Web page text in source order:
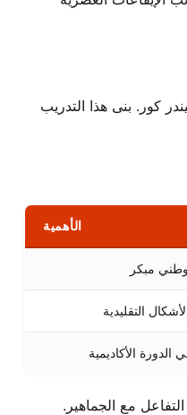
كور. بنى هذا التدريب
الأهمية
مبكر
التقليدية
الدورة الأكاديمية
مع الجماهير.